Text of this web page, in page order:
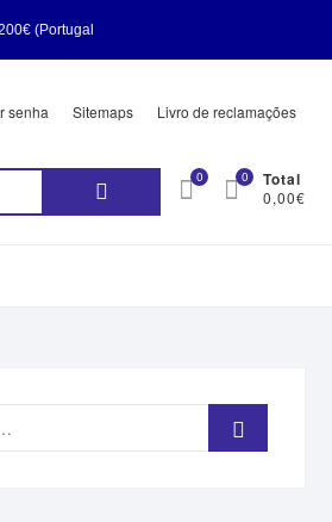
senha Sitemaps Livro de reclamações
Pesquisar
0 Total
0,00€
0
Search